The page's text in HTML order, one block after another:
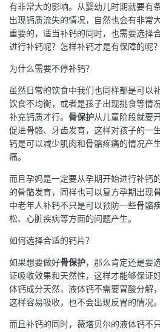
有非常大的影响。从婴幼儿时期就要有
出现钙质流失的情况，自然也会有非常
重要的，适当补钙的同时，也需要选择
进行补钙呢？怎样补钙才是有保障的呢？
为什么需要不停补钙？
虽然日常的饮食中我们也同样都是可以
饮食不均衡，或者是孩子出现挑食等情
补充钙质才行。 骨保护从儿童阶段就要
促进骨骼、牙齿发育，这样对孩子的一
钙是可以减少肌肉和骨骼疼痛的情况产
痛。
而且孕妈是一定要从孕期开始进行补钙
的骨骼发育，同样也可以复方孕期出现
中老年人补钙不只是可以预防一些骨骼
松、心脏疾病等方面的问题产生。
如何选择合适的钙片？
如果想要做好骨保护，那么肯定还是要
证吸收效果和天然性，这样才能够保证
体钙成分天然，液体钙不需要胃酸分解
这样容易吸收，也不会出现反胃的情况。
而且补钙的同时，薇塔贝尔的液体钙不